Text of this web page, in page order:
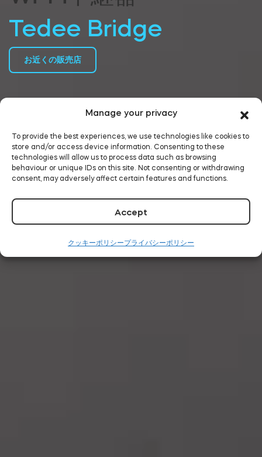
Manage your privacy
To provide the best experiences, we use technologies like cookies to
store and/or access device information. Consenting to these
technologies will allow us to process data such as browsing
behaviour or unique IDs on this site. Not consenting or withdrawing
consent, may adversely affect certain features and functions.
Accept
クッキーポリシープライバシーポリシー
Tedee Bridge
お近くの販売店